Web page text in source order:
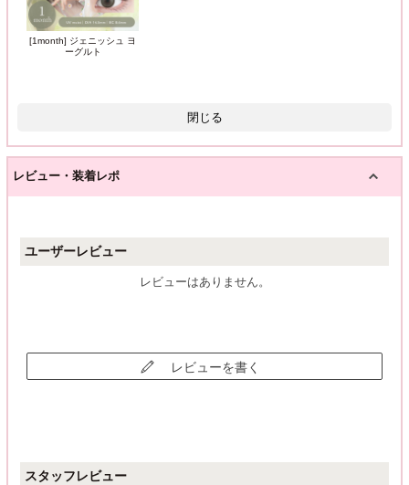
[1month] ジェニッシュ ヨ
ーグルト
閉じる
レビュー・装着レポ
ユーザーレビュー
レビューはありません。
レビューを書く
スタッフレビュー